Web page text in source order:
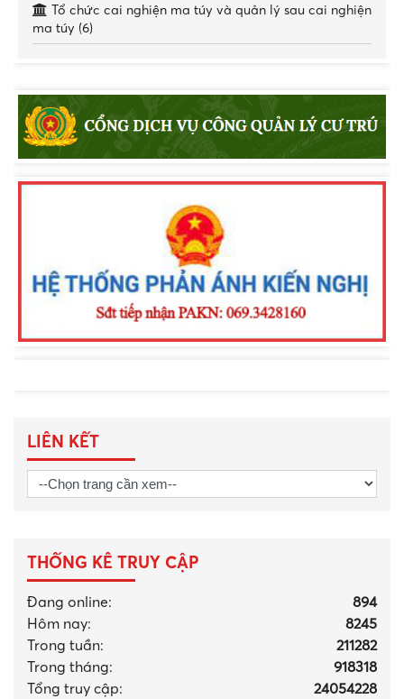
Tổ chức cai nghiện ma túy và quản lý sau cai nghiện
ma túy (6)
LIÊN KẾT
THỐNG KÊ TRUY CẬP
Đang online:
894
Hôm nay:
8245
Trong tuần:
211282
Trong tháng:
918318
Tổng truy cập:
24054228